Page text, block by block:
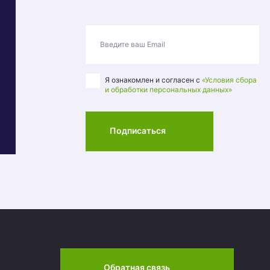
Введите ваш Email
Я ознакомлен и согласен с «Условия сбора
и обработки персональных данных»
Подписаться
Обратная связь